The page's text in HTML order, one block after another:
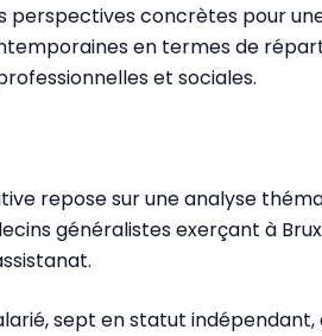
perspectives concrètes pour
en termes de
et sociales.
repose sur une analyse
généralistes exerçant à
sept en statut indépendant,